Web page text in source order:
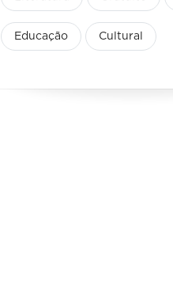
Educação Cultural